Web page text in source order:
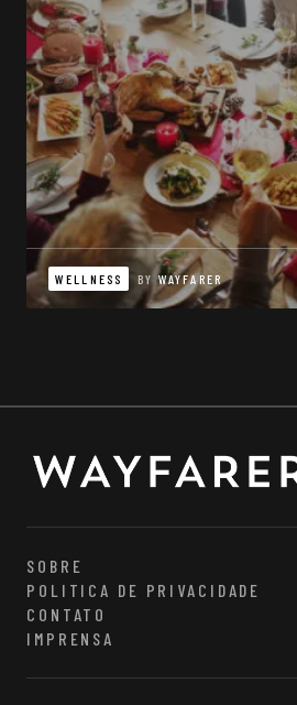
WELLNESS BY WAYFARER
SOBRE
POLITICA DE PRIVACIDADE
CONTATO
IMPRENSA